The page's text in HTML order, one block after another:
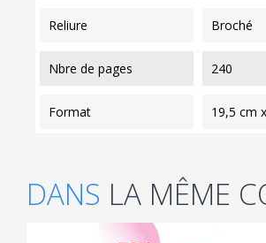
reliure Broché
nbre de pages 240
format 19,5 cm
DANS LA MÊME